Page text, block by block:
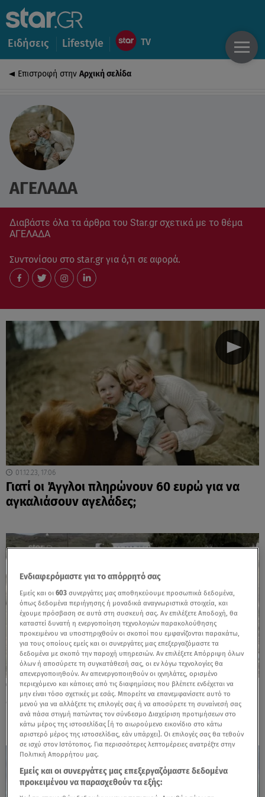
Ειδήσεις Lifestyle
Επιστροφή στην Αρχική σελίδα
ΑΓΕΛΑΔΑ
Διαβάστε όλα τα άρθρα του Star.gr σχετικά με το θέμα
ΑΓΕΛΑΔΑ
Συντονίσου στο star.gr για ό,τι σε αφορά.
01.12.23, 17:06
Γιατί οι Άγγλοι πληρώνουν 60 ευρώ για να
αγκαλιάσουν αγελάδες;
27.11.23, 23:58
Mύκονος: Θρήνος για τον 39χρονο που
βρήκε τραγικό θάνατο από αγελάδα
Ενδιαφερόμαστε για το απόρρητό σας
Εμείς και οι603 συνεργάτες μας αποθηκεύουμε προσωπικά δεδομένα,
όπως δεδομένα περιήγησης ή μοναδικά αναγνωριστικά στοιχεία, και
έχουμε πρόσβαση σε αυτά στη συσκευή σας. Αν επιλέξετε Αποδοχή, θα
καταστεί δυνατή η ενεργοποίηση τεχνολογιών παρακολούθησης
προκειμένου να υποστηριχθούν οι σκοποί που εμφανίζονται παρακάτω,
για τους οποίους εμείς και οι συνεργάτες μας επεξεργαζόμαστε τα
δεδομένα με σκοπό την παροχή υπηρεσιών. Αν επιλέξετε Απόρριψη όλων
όλων ή αποσύρετε τη συγκατάθεσή σας, οι εν λόγω τεχνολογίες θα
απενεργοποιηθούν. Αν απενεργοποιηθούν οι ιχνηλάτες, ορισμένο
περιεχόμενο και κάποιες από τις διαφημίσεις που βλέπετε ενδέχεται να
μην είναι τόσο σχετικές με εσάς. Μπορείτε να επανεμφανίσετε αυτό το
μενού για να αλλάξετε τις επιλογές σας ή να αποσύρετε τη συναίνεσή σας
ανά πάσα στιγμή πατώντας τον σύνδεσμο Διαχείριση προτιμήσεων στο
κάτω μέρος της ιστοσελίδας [ή το αιωρούμενο εικονίδιο στο κάτω
αριστερό μέρος της ιστοσελίδας, εάν υπάρχει]. Οι επιλογές σας θα τεθούν
σε ισχύ στον Ιστότοπος. Για περισσότερες λεπτομέρειες ανατρέξτε στην
Πολιτική Απορρήτου μας.
Εμείς και οι συνεργάτες μας επεξεργαζόμαστε δεδομένα
προκειμένου να παρασχεθούν τα εξής: